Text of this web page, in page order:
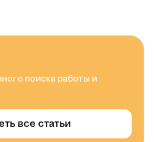
поиска работы и
все статьи